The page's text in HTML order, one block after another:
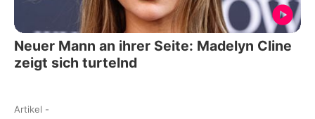
Neuer Mann an ihrer Seite: Madelyn Cline
zeigt sich turtelnd
Artikel -